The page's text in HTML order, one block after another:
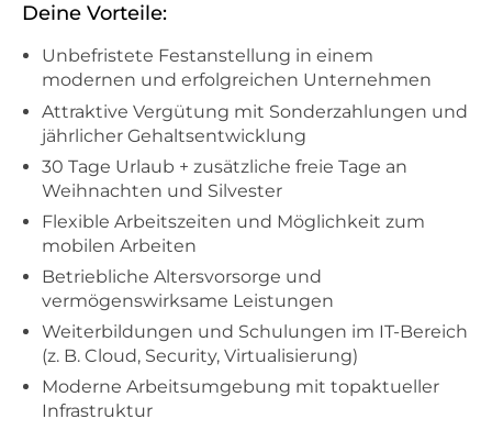
Deine Vorteile:
Unbefristete Festanstellung in einem
modernen und erfolgreichen Unternehmen
Attraktive Vergütung mit Sonderzahlungen und
jährlicher Gehaltsentwicklung
30 Tage Urlaub + zusätzliche freie Tage an
Weihnachten und Silvester
Flexible Arbeitszeiten und Möglichkeit zum
mobilen Arbeiten
Betriebliche Altersvorsorge und
vermögenswirksame Leistungen
Weiterbildungen und Schulungen im IT-Bereich
(z. B. Cloud, Security, Virtualisierung)
Moderne Arbeitsumgebung mit topaktueller
Infrastruktur